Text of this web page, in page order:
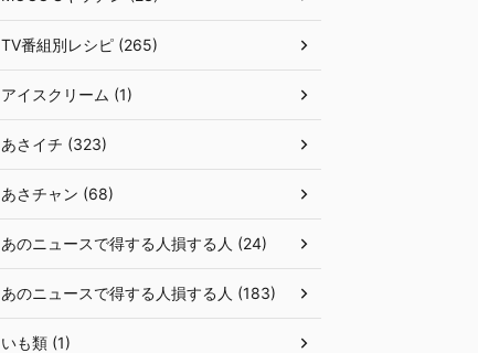
TV番組別レシピ (265)
アイスクリーム (1)
あさイチ (323)
あさチャン (68)
あのニュースで得する人損する人 (24)
あのニュースで得する人損する人 (183)
いも類 (1)